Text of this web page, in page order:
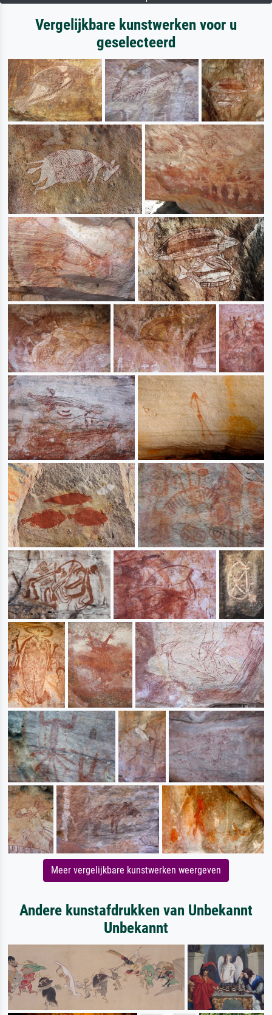
Vergelijkbare kunstwerken voor u
geselecteerd
Meer vergelijkbare kunstwerken weergeven
Andere kunstafdrukken van Unbekannt
Unbekannt